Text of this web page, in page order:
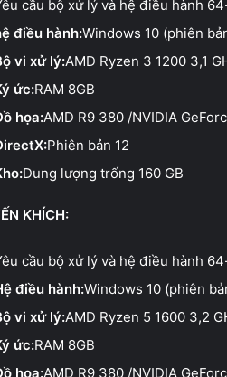
cầu bộ xử lý và hệ điều hành
điều hành:Windows 10 (phiên
vi xử lý:AMD Ryzen 3 1200 3,1
ức:RAM 8GB
họa:AMD R9 380 /NVIDIA
Phiên bản 12
Dung lượng trống 160 GB
KHÍCH:
cầu bộ xử lý và hệ điều hành
điều hành:Windows 10 (phiên
vi xử lý:AMD Ryzen 5 1600 3,2
ức:RAM 8GB
họa:AMD R9 380 /NVIDIA